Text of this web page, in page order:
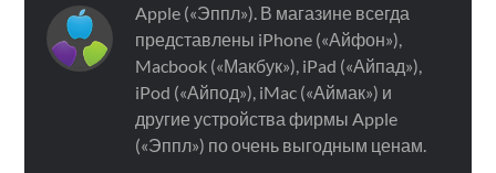
Apple («Эппл»). В магазине всегда
представлены iPhone («Айфон»),
Macbook («Макбук»), iPad («Айпад»),
iPod («Айпод»), iMac («Аймак») и
другие устройства фирмы Apple
(«Эппл») по очень выгодным ценам.